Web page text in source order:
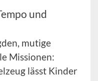
und
mutige
Missionen:
lässt Kinder